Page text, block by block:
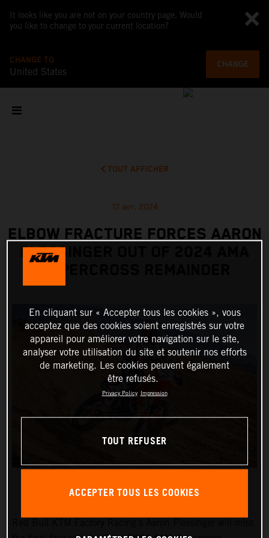
It looks like you are not on your country page. Would
you like to change to your current location?
CHANGE TO
United States
CHANGE
TOUT AFFICHER
17 avr. 2024
ELBOW FRACTURE FORCES AARON
PLESSINGER OUT OF 2024 AMA
En cliquant sur « Accepter tous les cookies », vous
acceptez que des cookies soient enregistrés sur votre
appareil pour améliorer votre navigation sur le site,
analyser votre utilisation du site et soutenir nos efforts
de marketing. Les cookies peuvent également
être refusés.
Privacy Policy Impression
TOUT REFUSER
ACCEPTER TOUS LES COOKIES